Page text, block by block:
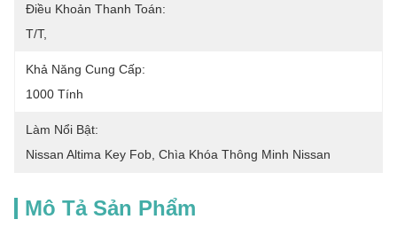
Điều Khoản Thanh Toán:
T/T,
Khả Năng Cung Cấp:
1000 Tính
Làm Nổi Bật:
Nissan Altima Key Fob Chìa Khóa Thông Minh Nissan
Mô Tả Sản Phẩm